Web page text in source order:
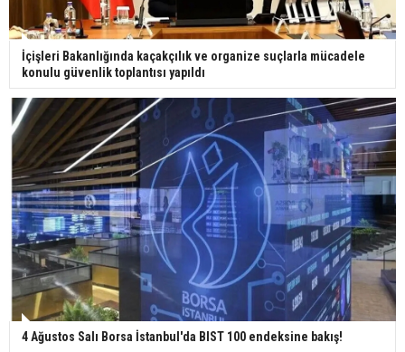
İçişleri Bakanlığında kaçakçılık ve organize suçlarla mücadele
konulu güvenlik toplantısı yapıldı
4 Ağustos Salı Borsa İstanbul'da BIST 100 endeksine bakış!